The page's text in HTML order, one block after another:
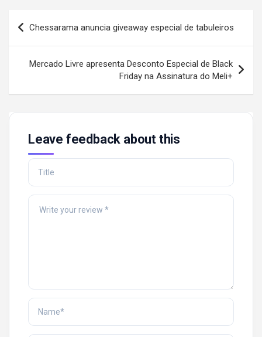
Post
navigation
Chessarama anuncia giveaway especial de tabuleiros
Mercado Livre apresenta Desconto Especial de Black
Friday na Assinatura do Meli+
Leave feedback about this